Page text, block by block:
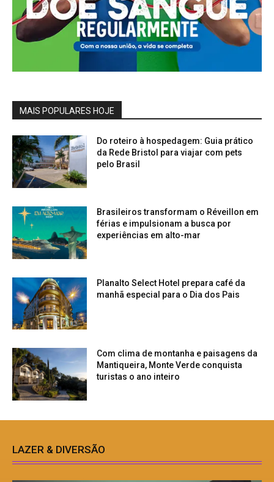
MAIS POPULARES HOJE
Do roteiro à hospedagem: Guia prático
da Rede Bristol para viajar com pets
pelo Brasil
Brasileiros transformam o Réveillon em
férias e impulsionam a busca por
experiências em alto-mar
Planalto Select Hotel prepara café da
manhã especial para o Dia dos Pais
Com clima de montanha e paisagens da
Mantiqueira, Monte Verde conquista
turistas o ano inteiro
LAZER & DIVERSÃO